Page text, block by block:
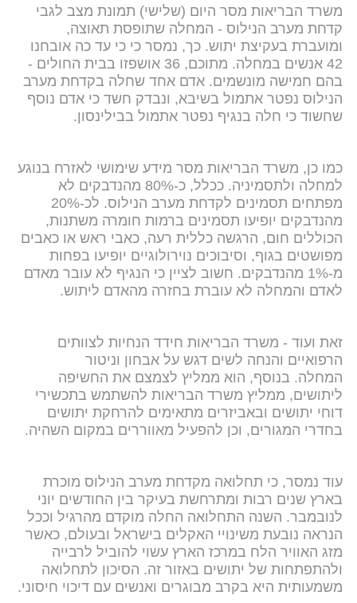
משרד הבריאות מסר היום (שלישי) תמונת מצב לגבי
קדחת מערב הנילוס - המחלה שתופסת תאוצה,
ומועברת בעקיצת יתוש. כך, נמסר כי כי עד כה אובחנו
42 אנשים במחלה. מתוכם, 36 אושפזו בבית החולים -
בהם חמישה מונשמים. אדם אחד שחלה בקדחת מערב
הנילוס נפטר אתמול בשיבא, ונבדק חשד כי אדם נוסף
שחשוד כי חלה בנגיף נפטר אתמול בבילינסון.
כמו כן, משרד הבריאות מסר מידע שימושי לאזרח בנוגע
למחלה ולתסמיניה. ככלל, כ-80% מהנדבקים לא
מפתחים תסמינים לקדחת מערב הנילוס. לכ-20%
מהנדבקים יופיעו תסמינים ברמות חומרה משתנות,
הכוללים חום, הרגשה כללית רעה, כאבי ראש או כאבים
מפושטים בגוף, וסיבוכים נוירולוגיים יופיעו בפחות
מ-1% מהנדבקים. חשוב לציין כי הנגיף לא עובר מאדם
לאדם והמחלה לא עוברת בחזרה מהאדם ליתוש.
זאת ועוד - משרד הבריאות חידד הנחיות לצוותים
הרפואיים והנחה לשים דגש על אבחון וניטור
המחלה. בנוסף, הוא ממליץ לצמצם את החשיפה
ליתושים, ממליץ משרד הבריאות להשתמש בתכשירי
דוחי יתושים ובאביזרים מתאימים להרחקת יתושים
בחדרי המגורים, וכן להפעיל מאווררים במקום השהיה.
עוד נמסר, כי תחלואה מקדחת מערב הנילוס מוכרת
בארץ שנים רבות ומתרחשת בעיקר בין החודשים יוני
לנובמבר. השנה התחלואה החלה מוקדם מהרגיל וככל
הנראה נובעת משינויי האקלים בישראל ובעולם, כאשר
מזג האוויר הלח במרכז הארץ עשוי להוביל לרבייה
ולהתפתחות של יתושים באזור זה. הסיכון לתחלואה
משמעותית היא בקרב מבוגרים ואנשים עם דיכוי חיסוני.